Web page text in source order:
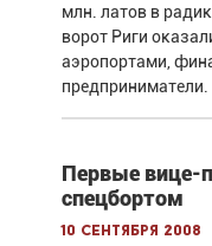
млн. латов в
ворот Риги
аэропортами,
предприниматели.
Первые вице-
спецбортом
10 сентября 2008